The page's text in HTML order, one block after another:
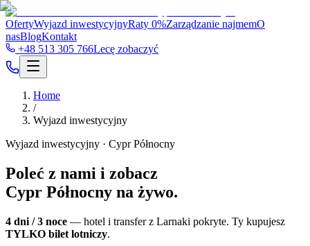
OfertyWyjazd inwestycyjnyRaty 0%Zarządzanie najmemO
nasBlogKontakt
+48 513 305 766Lecę zobaczyć
Home
/
Wyjazd inwestycyjny
Wyjazd inwestycyjny · Cypr Północny
Poleć z nami i zobacz
Cypr Północny na żywo.
4 dni / 3 noce — hotel i transfer z Larnaki pokryte. Ty kupujesz
TYLKO bilet lotniczy.